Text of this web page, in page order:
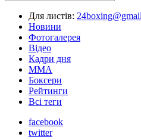
Для листів:
Новини
Фотогалерея
Відео
Кадри дня
ММА
Боксери
Рейтинги
Всі теги
facebook
twitter